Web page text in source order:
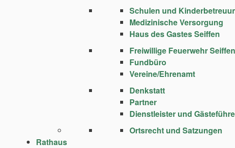
Schulen und
Medizinische Versorgung
Haus des Gastes Seiffen
Freiwillige Feuerwehr Seiffen
Fundbüro
Vereine/Ehrenamt
Denkstatt
Partner
Dienstleister und
Ortsrecht und Satzungen
Rathaus